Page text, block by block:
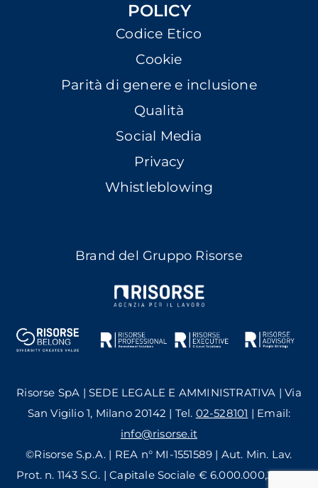
POLICY
Codice Etico
Cookie
Parità di genere e inclusione
Qualità
Social Media
Privacy
Whistleblowing
Brand del Gruppo Risorse
Risorse SpA | SEDE LEGALE E AMMINISTRATIVA | Via
San Vigilio 1, Milano 20142 | Tel. 02-528101 | Email:
info@risorse.it
©Risorse S.p.A. | REA n° MI-1551589 | Aut. Min. Lav.
Prot. n. 1143 S.G. | Capitale Sociale € 6.000.000,24 i.v. |